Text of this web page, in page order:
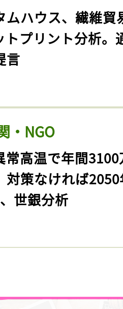
ムハウス、繊維貿
トプリント分析。
言
・NGO
常高温で年間
対策なければ
世銀分析